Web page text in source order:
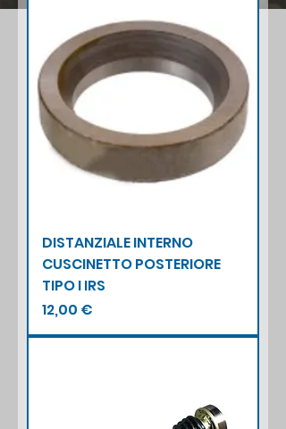
DISTANZIALE INTERNO
CUSCINETTO POSTERIORE
TIPO I IRS
Prezzo
12,00 €